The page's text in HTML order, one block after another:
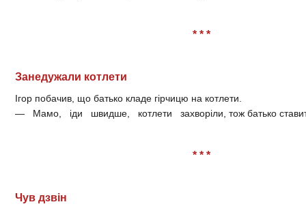
* * *
Занедужали котлети
Ігор побачив, що батько кладе гірчицю на котлети.
— Мамо, іди швидше, котлети захворіли, тож батько ставить
* * *
Чув дзвін